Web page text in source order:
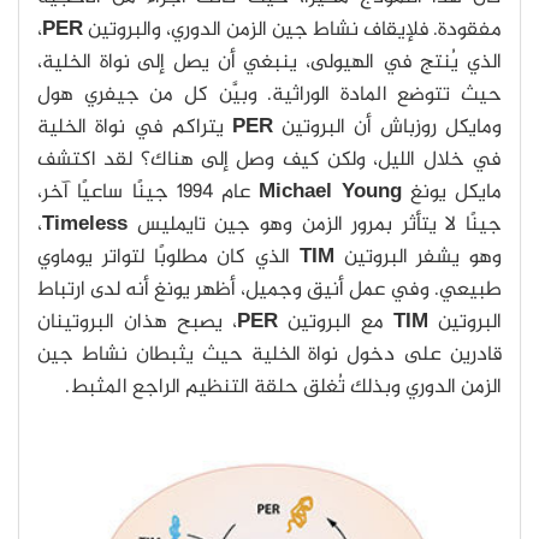
مفقودة. فلإيقاف نشاط جين الزمن الدوري، والبروتينPER،
الذي يُنتج في الهيولى، ينبغي أن يصل إلى نواة الخلية،
حيث تتوضع المادة الوراثية. وبيَّن كل من جيفري هول
ومايكل روزباش أن البروتين PER يتراكم في نواة الخلية
في خلال الليل، ولكن كيف وصل إلى هناك؟ لقد اكتشف
مايكل يونغMichael Young
عام 1994 جينًا ساعيًا آخر،
جينًا لا يتأثر بمرور الزمن وهو جين تايمليس Timeless،
وهو يشفر البروتين TIM الذي كان مطلوبًا لتواتر يوماوي
طبيعي. وفي عمل أنيق وجميل، أظهر يونغ أنه لدى ارتباط
البروتين TIM مع البروتين PER، يصبح هذان البروتينان
قادرين على دخول نواة الخلية حيث يثبطان نشاط جين
الزمن الدوري وبذلك تُغلق حلقة التنظيم الراجع المثبط.